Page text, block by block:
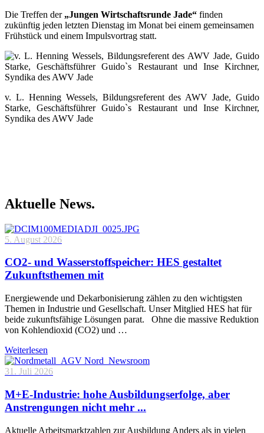
Die Treffen der „Jungen Wirtschaftsrunde Jade“ finden
zukünftig jeden letzten Dienstag im Monat bei einem gemeinsamen
Frühstück und einem Impulsvortrag statt.
v. L. Henning Wessels, Bildungsreferent des AWV Jade, Guido
Starke, Geschäftsführer Guido`s Restaurant und Inse Kirchner,
Syndika des AWV Jade
Aktuelle News.
5. August 2026
CO2- und Wasserstoffspeicher: HES gestaltet
Zukunftsthemen mit
Energiewende und Dekarbonisierung zählen zu den wichtigsten
Themen in Industrie und Gesellschaft. Unser Mitglied HES hat für
beide zukunftsfähige Lösungen parat. Ohne die massive Reduktion
von Kohlendioxid (CO2) und …
Weiterlesen
31. Juli 2026
M+E-Industrie: hohe Ausbildungserfolge, aber
Anstrengungen nicht mehr ...
Aktuelle Arbeitsmarktzahlen zur Ausbildung Anders als in vielen